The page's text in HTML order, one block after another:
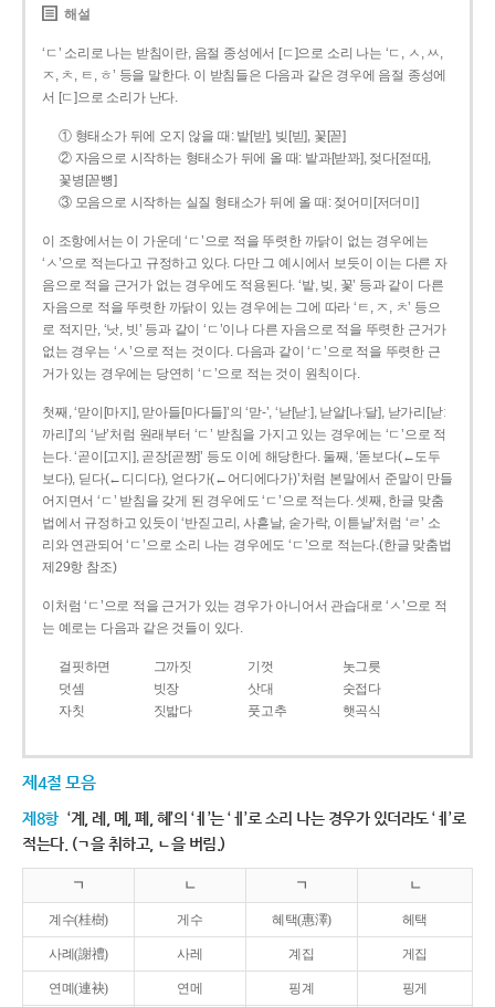
해설
‘ㄷ’ 소리로 나는 받침이란, 음절 종성에서 [ㄷ]으로 소리 나는 ‘ㄷ, ㅅ, ㅆ,
ㅈ, ㅊ, ㅌ, ㅎ’ 등을 말한다. 이 받침들은 다음과 같은 경우에 음절 종성에
서 [ㄷ]으로 소리가 난다.
① 형태소가 뒤에 오지 않을 때: 밭[받], 빚[빋], 꽃[꼳]
② 자음으로 시작하는 형태소가 뒤에 올 때: 밭과[받꽈], 젖다[젇따],
꽃병[꼳뼝]
③ 모음으로 시작하는 실질 형태소가 뒤에 올 때: 젖어미[저더미]
이 조항에서는 이 가운데 ‘ㄷ’으로 적을 뚜렷한 까닭이 없는 경우에는
‘ㅅ’으로 적는다고 규정하고 있다. 다만 그 예시에서 보듯이 이는 다른 자
음으로 적을 근거가 없는 경우에도 적용된다. ‘밭, 빚, 꽃’ 등과 같이 다른
자음으로 적을 뚜렷한 까닭이 있는 경우에는 그에 따라 ‘ㅌ, ㅈ, ㅊ’ 등으
로 적지만, ‘낫, 빗’ 등과 같이 ‘ㄷ’이나 다른 자음으로 적을 뚜렷한 근거가
없는 경우는 ‘ㅅ’으로 적는 것이다. 다음과 같이 ‘ㄷ’으로 적을 뚜렷한 근
거가 있는 경우에는 당연히 ‘ㄷ’으로 적는 것이 원칙이다.
첫째, ‘맏이[마지], 맏아들[마다들]’의 ‘맏-’, ‘낟[낟ː], 낟알[나ː달], 낟가리[낟ː
까리]’의 ‘낟’처럼 원래부터 ‘ㄷ’ 받침을 가지고 있는 경우에는 ‘ㄷ’으로 적
는다. ‘곧이[고지], 곧장[곧짱]’ 등도 이에 해당한다. 둘째, ‘돋보다(←도두
보다), 딛다(←디디다), 얻다가(←어디에다가)’처럼 본말에서 준말이 만들
어지면서 ‘ㄷ’ 받침을 갖게 된 경우에도 ‘ㄷ’으로 적는다. 셋째, 한글 맞춤
법에서 규정하고 있듯이 ‘반짇고리, 사흗날, 숟가락, 이튿날’처럼 ‘ㄹ’ 소
리와 연관되어 ‘ㄷ’으로 소리 나는 경우에도 ‘ㄷ’으로 적는다.(한글 맞춤법
제29항 참조)
이처럼 ‘ㄷ’으로 적을 근거가 있는 경우가 아니어서 관습대로 ‘ㅅ’으로 적
는 예로는 다음과 같은 것들이 있다.
걸핏하면 그까짓 기껏
놋그릇
덧셈
빗장 삿대
숫접다
자칫
짓밟다 풋고추 햇곡식
제4절 모음
제8항 ‘계, 례, 몌, 폐, 혜’의 ‘ㅖ’는 ‘ㅔ’로 소리 나는 경우가 있더라도 ‘ㅖ’로
적는다. (ㄱ을 취하고, ㄴ을 버림.)
ㄱ ㄴ ㄱ ㄴ
계수(桂樹) 게수 혜택(惠澤) 헤택
사례(謝禮) 사레 계집 게집
연몌(連袂) 연메 핑계 핑게